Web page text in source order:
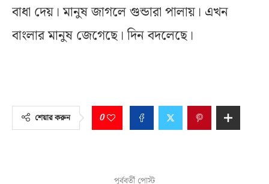
বাধা দেয়। মানুষ জাগলে গুন্ডারা পালায়। এখন
বাংলার মানুষ জেগেছে। দিন বদলেছে।
শেয়ার করুন 0
পূর্ববর্তী পোস্ট